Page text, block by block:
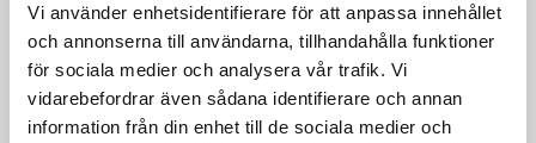
Vi använder enhetsidentifierare för att anpassa innehållet
och annonserna till användarna, tillhandahålla funktioner
för sociala medier och analysera vår trafik. Vi
vidarebefordrar även sådana identifierare och annan
information från din enhet till de sociala medier och
(single jersey) ·Axel-till-axelband ·Halsringning i samma tyg
·Dubbelnålssydda ärmar och nederkant ·Sidosömmar ·"B&C No
Label" - enkel omprofilering ·Mycket slät och jämn yta som ger
ljusa och skarpa tryckresultat ·Perfekt för sublimering.